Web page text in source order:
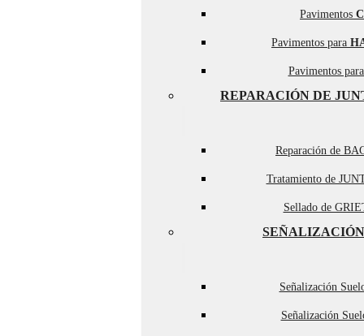
Pavimentos
Pavimentos para
Pavimentos
REPARACIÓN DE
Reparación de
Tratamiento de
Sellado de
Señalización
Señalización